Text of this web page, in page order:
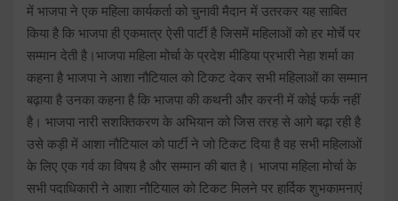
में भाजपा ने एक महिला कार्यकर्ता को चुनावी मैदान में उतरकर यह साबित
किया है कि भाजपा ही एकमात्र ऐसी पार्टी है जिसमें महिलाओं को हर मोर्चे पर
सम्मान देती है।भाजपा महिला मोर्चा के प्रदेश मीडिया प्रभारी नेहा शर्मा का
कहना है भाजपा ने आशा नौटियाल को टिकट देकर सभी महिलाओं का सम्मान
बढ़ाया है उनका कहना है कि भाजपा की कथनी और करनी में कोई फर्क नहीं
है। भाजपा नारी सशक्तिकरण के अभियान को जिस तरह से आगे बढ़ा रही है
उसे कड़ी में आशा नौटियाल को पार्टी ने जो टिकट दिया है वह सभी महिलाओं
के लिए एक गर्व का विषय है और सम्मान की बात है। भाजपा महिला मोर्चा के
सभी पदाधिकारी ने आशा नौटियाल को टिकट मिलने पर हार्दिक शुभकामनाएं